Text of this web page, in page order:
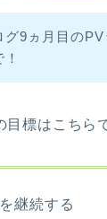
グ9ヵ月目の
目標はこちら
継続する